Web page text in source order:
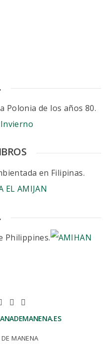
.
Polonia de los años 80.
en Filipinas.
.
Philippines.
MANENA